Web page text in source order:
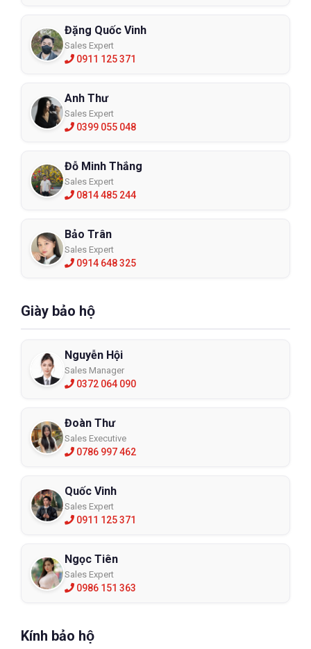
Đặng Quốc Vinh
Sales Expert
0911 125 371
Anh Thư
Sales Expert
0399 055 048
Đỗ Minh Thắng
Sales Expert
0814 485 244
Bảo Trân
Sales Expert
0914 648 325
Giày bảo hộ
Nguyễn Hội
Sales Manager
0372 064 090
Đoàn Thư
Sales Executive
0786 997 462
Quốc Vinh
Sales Expert
0911 125 371
Ngọc Tiên
Sales Expert
0986 151 363
Kính bảo hộ